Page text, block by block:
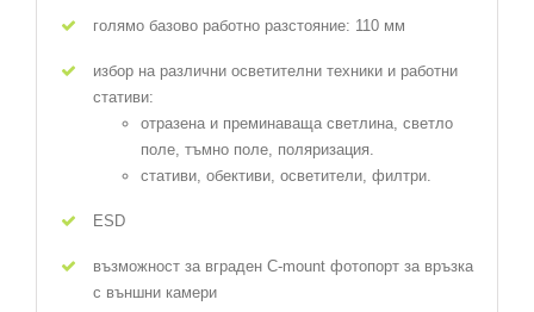
голямо базово работно разстояние: 110 мм
избор на различни осветителни техники и работни
стативи:
отразена и преминаваща светлина, светло
поле, тъмно поле, поляризация.
стативи, обективи, осветители, филтри.
ESD
възможност за вграден C-mount фотопорт за връзка
с външни камери